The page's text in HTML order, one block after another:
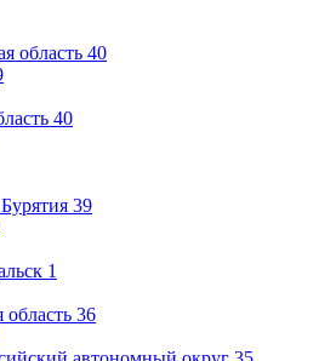
область 40
40
39
1
область 36